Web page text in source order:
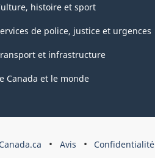
histoire et sport
de police, justice et urgences
et infrastructure
Canada et le monde
Avis Confidentialité